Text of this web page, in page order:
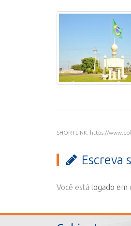
SHORTLINK: https://
Escreva
Você está logado em